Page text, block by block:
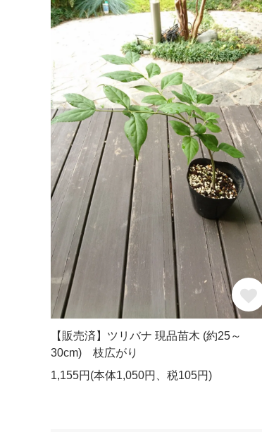
【販売済】ツリバナ 現品苗木 (約25～
30cm) 枝広がり
1,155円(本体1,050円、税105円)